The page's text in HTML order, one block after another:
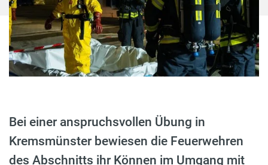
Bei einer anspruchsvollen Übung in
Kremsmünster bewiesen die Feuerwehren
des Abschnitts ihr Können im Umgang mit